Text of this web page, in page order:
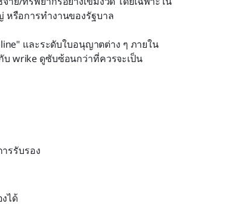
หรือการทำงานของรัฐบาล
และระดับใบอนุญาตต่าง ๆ ภายใน
บ wrike ดูซับซ้อนกว่าที่ควรจะเป็น
รรับรอง
ได้